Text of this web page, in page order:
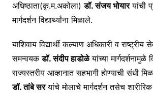
अधिष्ठाता(कृ.म.अकोला)डॉ. संजय भोयारयांची
मार्गदर्शन विद्यार्थ्यांना मिळाले.
याशिवाय विद्यार्थी कल्याण अधिकारी व राष्ट्रीय
समन्वयकडॉ. संदीप हाडोळेयांच्या मार्गदर्शनामुळे
राज्यस्तरीय आव्हानात सहभागी होण्याची संधी
डॉ. तांबे सरयांचे मोलाचे मार्गदर्शन तसेच